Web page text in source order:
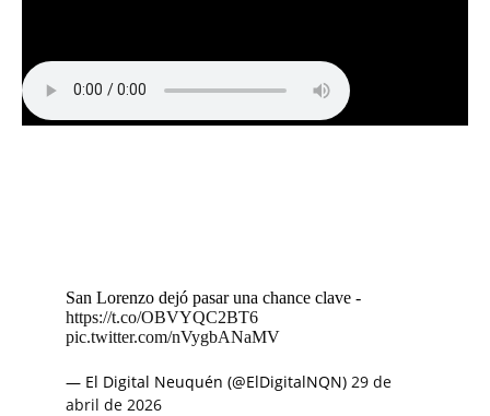
San Lorenzo dejó pasar una chance clave -
https://t.co/OBVYQC2BT6
pic.twitter.com/nVygbANaMV
— El Digital Neuquén (@ElDigitalNQN) 29 de
abril de 2026